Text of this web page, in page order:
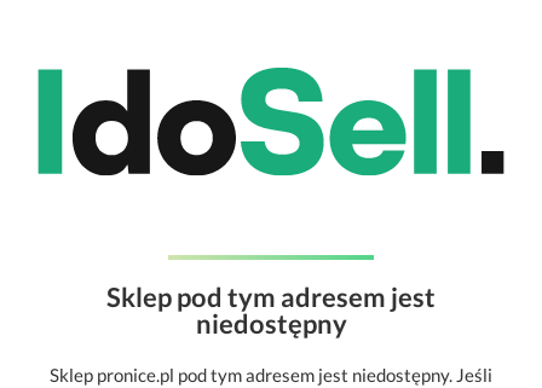
Sklep pod tym adresem jest
niedostępny
Sklep pronice.pl pod tym adresem jest niedostępny. Jeśli